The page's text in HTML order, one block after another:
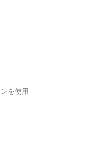
＿＿＿＿＿＿
集:BEST版>
-リリカゼタケル
曲も掲載.
を使用